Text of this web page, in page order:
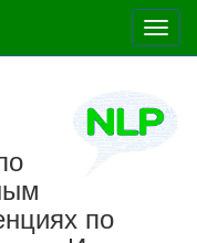
по